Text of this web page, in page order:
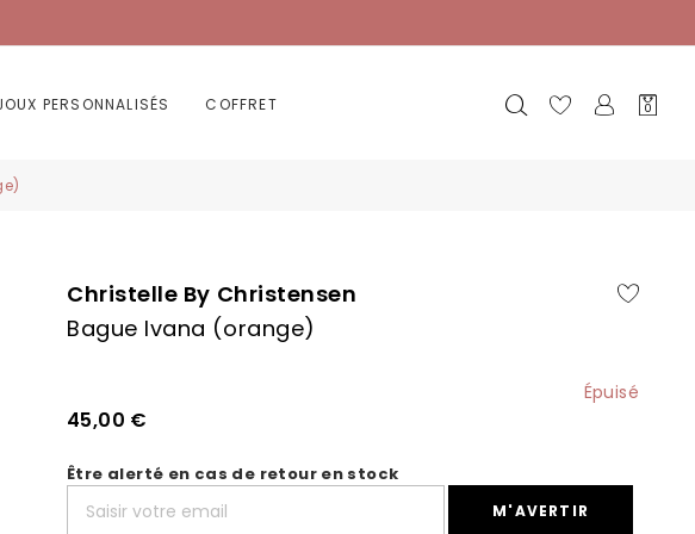
PERSONNALISÉS COFFRET
Mon
0
Christelle By Christensen
Bague Ivana (orange)
Épuisé
45,00 €
Être alerté en cas de retour en stock
M'AVERTIR